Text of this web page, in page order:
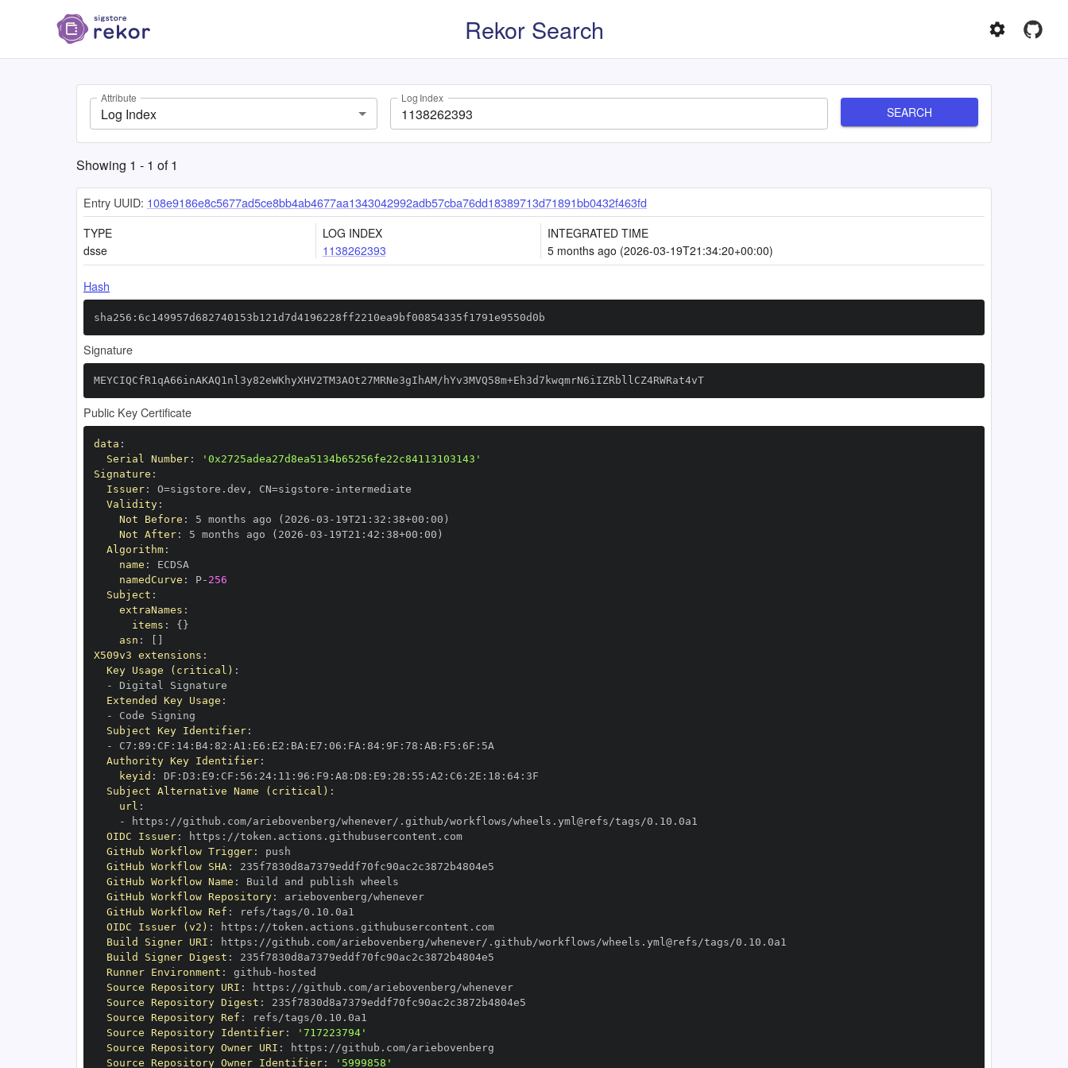
Rekor Search
Attribute
Log Index
Log Index
SEARCH
Showing 1 - 1 of1
Entry UUID: 108e9186e8c5677ad5ce8bb4ab4677aa1343042992adb57cba76dd18389713d71891bb0432f463fd
TYPE
dsse
LOG INDEX
1138262393
INTEGRATED TIME
5 months ago (2026-03-19T21:34:20+00:00)
Hash
sha256:6c149957d682740153b121d7d4196228ff2210ea9bf00854335f1791e9550d0b
Signature
MEYCIQCfR1qA66inAKAQ1nl3y82eWKhyXHV2TM3AOt27MRNe3gIhAM/hYv3MVQ58m+Eh3d7kwqmrN6iIZRbllCZ4RWRat4vT
Public Key Certificate
data :
Serial Number:
'0x2725adea27d8ea5134b65256fe22c84113103143'
Signature :
Issuer: O=sigstore.dev , CN=sigstore -
Validity:
Not Before : 5 months ago (2026 -03 - 19T21 : 32 : 38+00 :
Not After: 5 months ago (2026 -03 - 19T21 : 42 : 38+00 :
Algorithm:
name :
namedCurve : P- 256
Subject :
extraNames :
items : { }
asn :
X509v3 extensions :
Key Usage (critical) :
-
Extended Key Usage :
-
Subject Key Identifier:
-
C7 : 89 : CF : 14: B4: 82 : A1 : E6 : E2 : BA : E7 : 06 : FA : 84: 9F : 78 : AB: F5 : 6F :
Authority Key Identifier:
keyid : DF : D3 : E9 : CF : 56 : 24: 11 : 96 : F9 : A8 : D8 : E9 : 28 : 55 : A2 : C6 : 2E : 18 : 64:
Subject Alternative Name (critical) :
url :
-
https :
OIDC Issuer: https :
//token.actions.githubusercontent.com
GitHub Workflow Trigger:
GitHub Workflow SHA:
GitHub Workflow Name :
GitHub Workflow Repository:
ariebovenberg/whenever
GitHub Workflow Ref :
OIDC Issuer (v2) : https :
//token.actions.githubusercontent.com
Build Signer URI : https :
Build Signer Digest :
Runner Environment : github -
Source Repository URI : https :
//github.com/ariebovenberg/whenever
Source Repository Digest :
Source Repository Ref :
Source Repository Identifier:
'717223794'
Source Repository Owner URI : https :
Source Repository Owner Identifier: '5999858'